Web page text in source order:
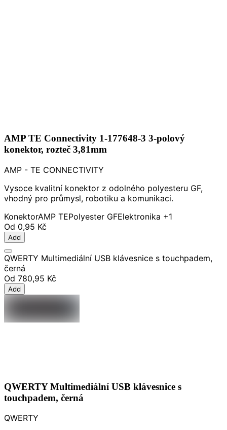
AMP TE Connectivity 1-177648-3 3-polový
konektor, rozteč 3,81mm
AMP - TE CONNECTIVITY
Vysoce kvalitní konektor z odolného polyesteru GF,
vhodný pro průmysl, robotiku a komunikaci.
KonektorAMP TEPolyester GFElektronika +1
Od 0,95 Kč
Add
QWERTY Multimediální USB klávesnice s touchpadem,
černá
Od 780,95 Kč
Add
QWERTY Multimediální USB klávesnice s
touchpadem, černá
QWERTY